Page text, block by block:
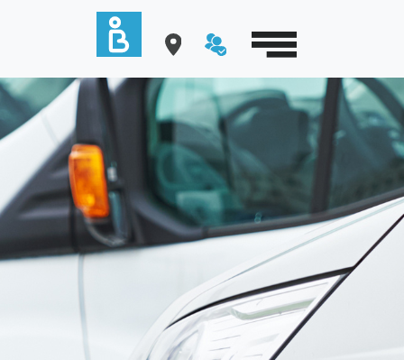
Cookies management panel